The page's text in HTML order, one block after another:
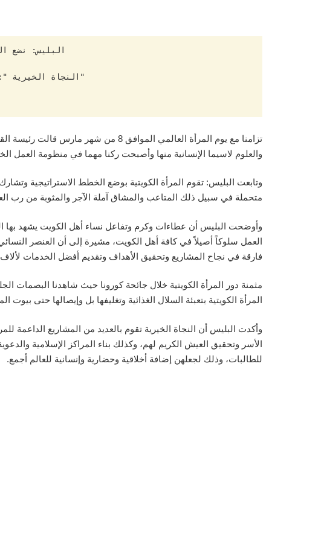
تزامنا مع يوم المرأة العالمي
والعلوم لاسيما الإنسانية منها وأصبحت ركنا مهما في منظومة العمل
وتابعت البليس: تقوم المرأة الكويتية بوضع الخطط الاستراتيجية
متحملة في سبيل ذلك المتاعب والمشاق آملة الآجر والمثوبة من رب
وأوضحت البليس أن عطاءات وكرم وتفاعل نساء أهل الكويت يشهد بها
العمل سلوكاً أصيلاً في كافة أهل الكويت، مشيرة إلى أن العنصر
فارقة في نجاح المشاريع وتحقيق الأهداف وتقديم أفضل الخدمات
مثمنة دور المرأة الكويتية خلال جائحة كورونا حيث شاهدنا
المرأة الكويتية بتعبئة السلال الغذائية وتغليفها بل وإيصالها حتى
وأكدت البليس أن النجاة الخيرية تقوم بالعديد من المشاريع الداعمة
الأسر وتحقيق العيش الكريم لهم، وكذلك بناء المراكز الإسلامية
للطالبات، وذلك لجعلهن إضافة أخلاقية وحضارية وإنسانية للعالم أجمع.